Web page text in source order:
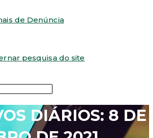
de Denúncia
pesquisa do site
DIÁRIOS: 8 DE